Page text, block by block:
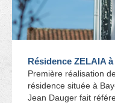
Résidence ZELAIA
Première réalisation
résidence située à
Jean Dauger fait